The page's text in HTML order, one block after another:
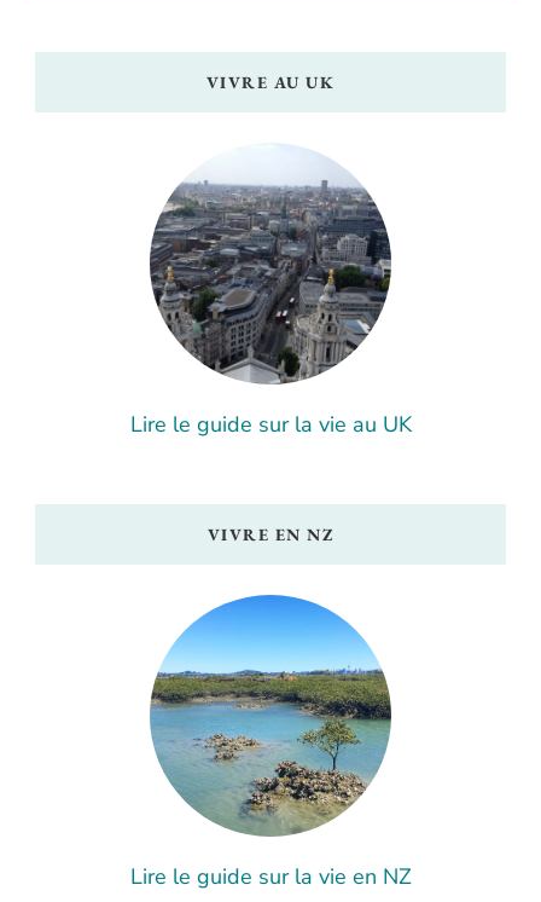
VIVRE AU UK
Lire le guide sur la vie au UK
VIVRE EN NZ
Lire le guide sur la vie en NZ